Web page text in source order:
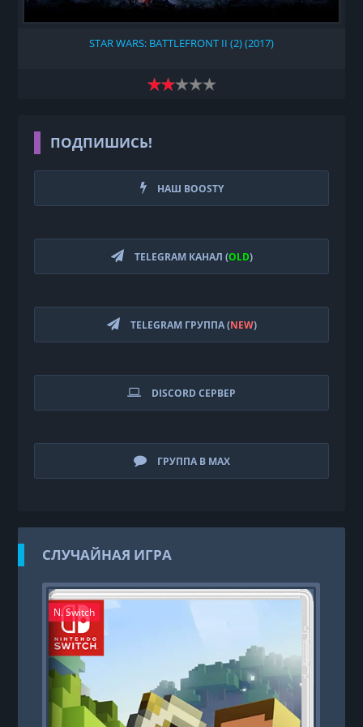
STAR WARS: BATTLEFRONT II (2) (2017)
ПОДПИШИСЬ!
НАШ BOOSTY
TELEGRAM КАНАЛ (OLD)
TELEGRAM ГРУППА (NEW)
DISCORD СЕРВЕР
ГРУППА В MAX
СЛУЧАЙНАЯ ИГРА
N. Switch